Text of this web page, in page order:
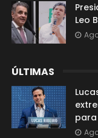
Leo
ÚLTIMAS
para